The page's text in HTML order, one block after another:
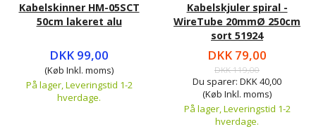
Kabelskinner HM-05SCT
50cm lakeret alu
DKK 99,00
(Køb Inkl. moms)
På lager, Leveringstid 1-2
hverdage.
Kabelskjuler spiral -
WireTube 20mmØ 250cm
sort 51924
DKK 79,00
DKK 119,00
Du sparer: DKK 40,00
(Køb Inkl. moms)
På lager, Leveringstid 1-2
hverdage.